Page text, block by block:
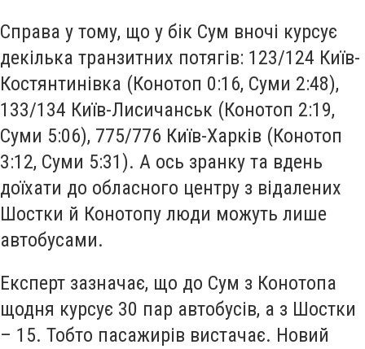
Справа у тому, що у бік Сум вночі курсує
декілька транзитних потягів: 123/124 Київ-
Костянтинівка (Конотоп 0:16, Суми 2:48),
133/134 Київ-Лисичанськ (Конотоп 2:19,
Суми 5:06), 775/776 Київ-Харків (Конотоп
3:12, Суми 5:31). А ось зранку та вдень
доїхати до обласного центру з відалених
Шостки й Конотопу люди можуть лише
автобусами.
Експерт зазначає, що до Сум з Конотопа
щодня курсує 30 пар автобусів, а з Шостки
– 15. Тобто пасажирів вистачає. Новий